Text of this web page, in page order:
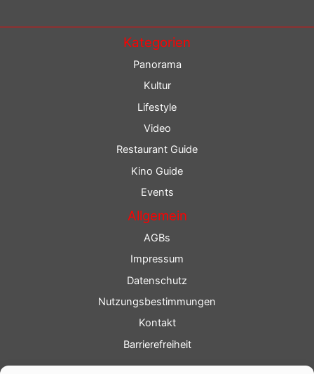
Kategorien
Panorama
Kultur
Lifestyle
Video
Restaurant Guide
Kino Guide
Events
Allgemein
AGBs
Impressum
Datenschutz
Nutzungsbestimmungen
Kontakt
Barrierefreiheit